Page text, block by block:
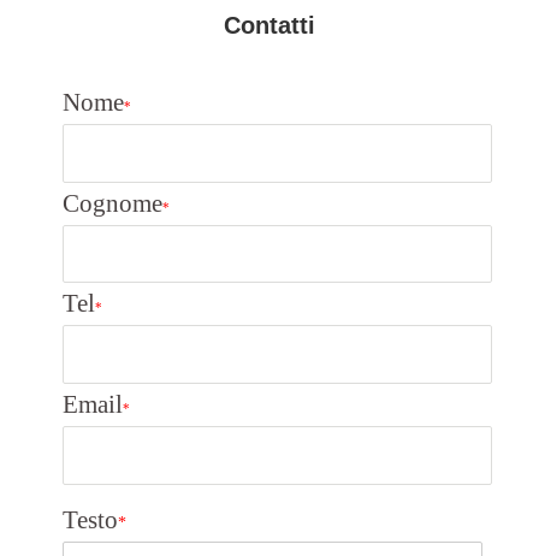
Contatti
Nome*
Cognome*
Tel*
Email*
Testo*